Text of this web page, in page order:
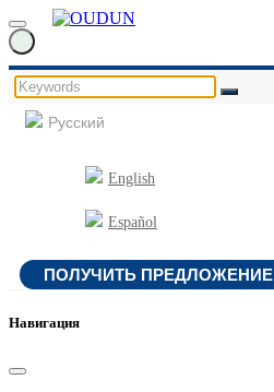
Русский
English
Español
ПОЛУЧИТЬ ПРЕДЛОЖЕНИЕ
Навигация